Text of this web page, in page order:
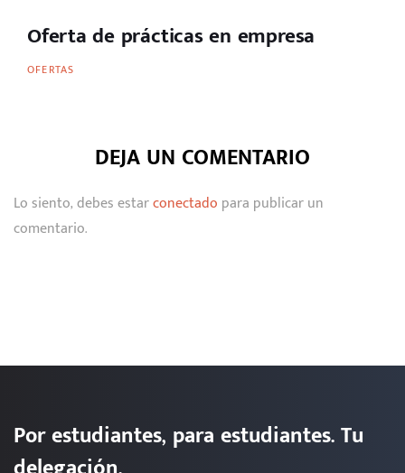
Oferta de prácticas en empresa
OFERTAS
DEJA UN COMENTARIO
Lo siento, debes estarconectado para publicar un
comentario.
Por estudiantes, para estudiantes. Tu